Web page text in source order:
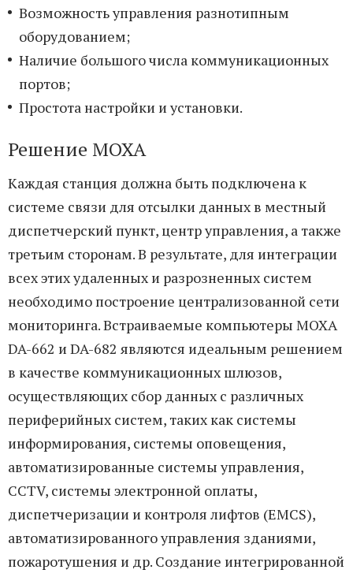
Возможность управления разнотипным
оборудованием;
Наличие большого числа коммуникационных
портов;
Простота настройки и установки.
Решение MOXA
Каждая станция должна быть подключена к
системе связи для отсылки данных в местный
диспетчерский пункт, центр управления, а также
третьим сторонам. В результате, для интеграции
всех этих удаленных и разрозненных систем
необходимо построение централизованной сети
мониторинга. Встраиваемые компьютеры MOXA
DA-662 и DA-682 являются идеальным решением
в качестве коммуникационных шлюзов,
осуществляющих сбор данных с различных
периферийных систем, таких как системы
информирования, системы оповещения,
автоматизированные системы управления,
CCTV, системы электронной оплаты,
диспетчеризации и контроля лифтов (EMCS),
автоматизированного управления зданиями,
пожаротушения и др. Создание интегрированной